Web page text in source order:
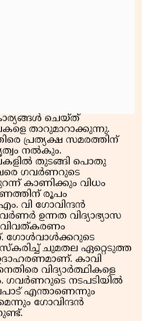
ചെയ്ത്
താറുമാറാക്കുന്നു.
പ്രത്യക്ഷ സമരത്തിന്
നൽകും.
തുടങ്ങി പൊതു
ഗവര്‍ണറുടെ
കാണിക്കും വിധം
രൂപം
വി ഗോവിന്ദൻ
ഉന്നത വിദ്യാഭ്യാസ
ചുമതല ഏറ്റെടുത്ത
കാവി
വിദ്യാർത്ഥികളെ
ഗവർണറുടെ നടപടിയിൽ
എന്താണെന്നും
ഗോവിന്ദൻ